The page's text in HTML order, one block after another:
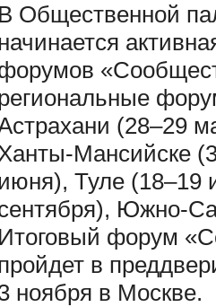
В Общественной
(28–29
Мансийске
Туле (18–19
Южно-
Итоговый форум
в
ноября в Москве.